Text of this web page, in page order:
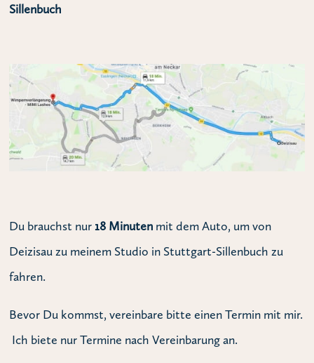
Sillenbuch
Du brauchst nur 18 Minuten mit dem Auto, um von
Deizisau zu meinem Studio in Stuttgart-Sillenbuch zu
fahren.
Bevor Du kommst, vereinbare bitte einen Termin mit mir.
Ich biete nur Termine nach Vereinbarung an.